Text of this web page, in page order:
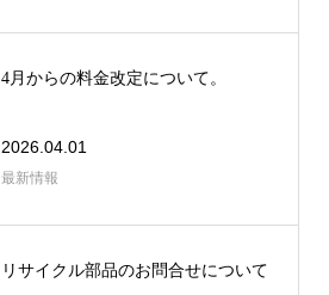
4月からの料金改定について。
2026.04.01
最新情報
リサイクル部品のお問合せについて